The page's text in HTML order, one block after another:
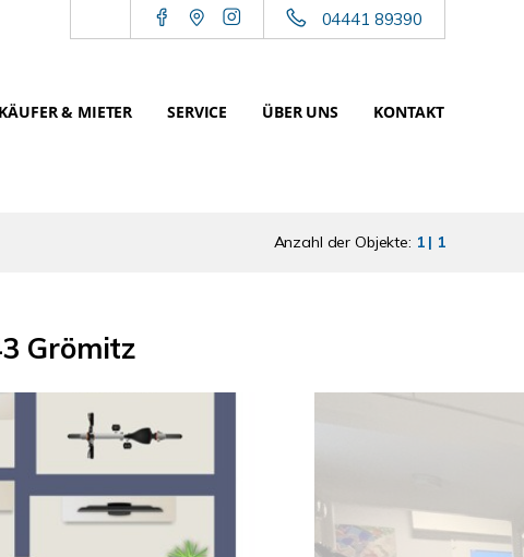
04441 89390
KÄUFER & MIETER SERVICE ÜBER UNS KONTAKT
Anzahl der Objekte: 1 | 1
Grömitz